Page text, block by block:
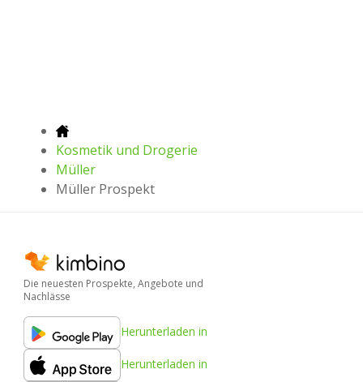
Kosmetik und Drogerie
Müller
Müller Prospekt
Die neuesten Prospekte, Angebote und
Nachlässe
Herunterladen in
Herunterladen in